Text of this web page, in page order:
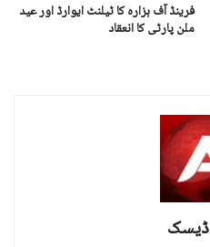
فرینڈ آف ہزارہ کا ٹیلنٹ ایوارڈ اور عید
ملن پارٹی کا انعقاد
ڈیسک